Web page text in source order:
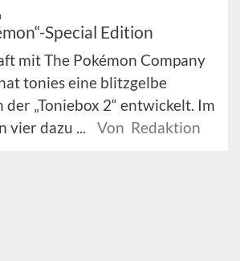
Special Edition
mit The Pokémon Company
tonies eine blitzgelbe
der „Toniebox 2“ entwickelt. Im
vier dazu ...
Von Redaktion